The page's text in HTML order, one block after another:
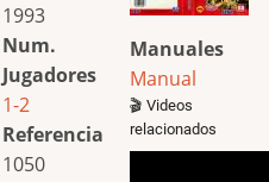
1993
Num.
Jugadores
1-2
Referencia
1050
Manuales
Manual
🎬 Videos
relacionados